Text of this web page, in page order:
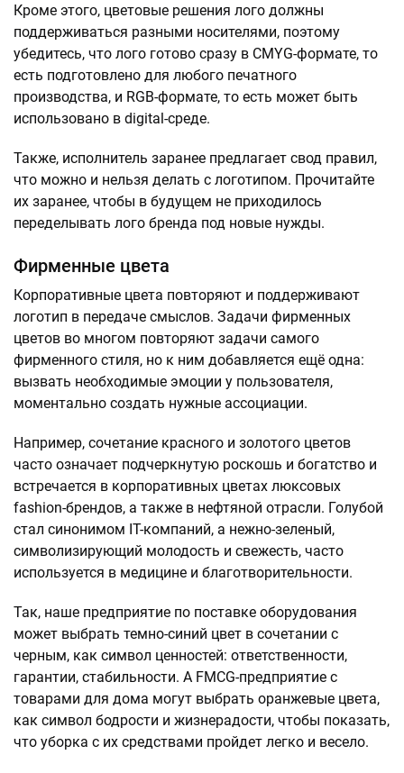
Кроме этого, цветовые решения лого должны
поддерживаться разными носителями, поэтому
убедитесь, что лого готово сразу в CMYG-формате, то
есть подготовлено для любого печатного
производства, и RGB-формате, то есть может быть
использовано в digital-среде.
Также, исполнитель заранее предлагает свод правил,
что можно и нельзя делать с логотипом. Прочитайте
их заранее, чтобы в будущем не приходилось
переделывать лого бренда под новые нужды.
Фирменные цвета
Корпоративные цвета повторяют и поддерживают
логотип в передаче смыслов. Задачи фирменных
цветов во многом повторяют задачи самого
фирменного стиля, но к ним добавляется ещё одна:
вызвать необходимые эмоции у пользователя,
моментально создать нужные ассоциации.
Например, сочетание красного и золотого цветов
часто означает подчеркнутую роскошь и богатство и
встречается в корпоративных цветах люксовых
fashion-брендов, а также в нефтяной отрасли. Голубой
стал синонимом IT-компаний, а нежно-зеленый,
символизирующий молодость и свежесть, часто
используется в медицине и благотворительности.
Так, наше предприятие по поставке оборудования
может выбрать темно-синий цвет в сочетании с
черным, как символ ценностей: ответственности,
гарантии, стабильности. А FMCG-предприятие с
товарами для дома могут выбрать оранжевые цвета,
как символ бодрости и жизнерадости, чтобы показать,
что уборка с их средствами пройдет легко и весело.